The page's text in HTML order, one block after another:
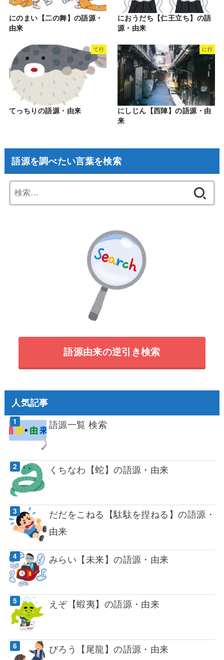
にのまい【二の舞】の語源・
由来
におうだち【仁王立ち】の語
源・由来
て行
てっちりの語源・由来
に行
にしじん【西陣】の語源・由
来
語源を調べたい言葉を検索
索:
語源由来の逆引き検索
人気記事
語源一覧 検索
くちなわ【蛇】の語源・由来
だだをこねる【駄駄を捏ねる】の語源・
由来
みらい【未来】の語源・由来
えぞ【蝦夷】の語源・由来
びろう【尾龍】の語源・由来